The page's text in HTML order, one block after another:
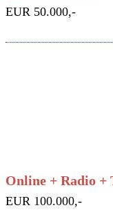
EUR 50.000,-
Online + Radio +
EUR 100.000,-